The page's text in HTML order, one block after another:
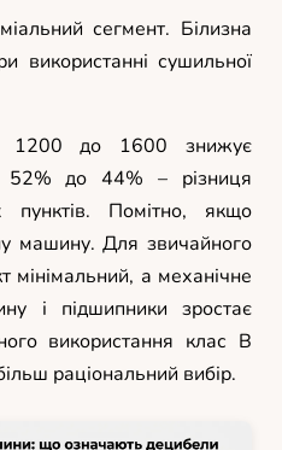
сегмент. Білизна
використанні сушильної
1200 до 1600 знижує
52% до 44% – різниця
пунктів. Помітно, якщо
машину. Для звичайного
мінімальний, а механічне
і підшипники зростає
використання клас B
раціональний вибір.